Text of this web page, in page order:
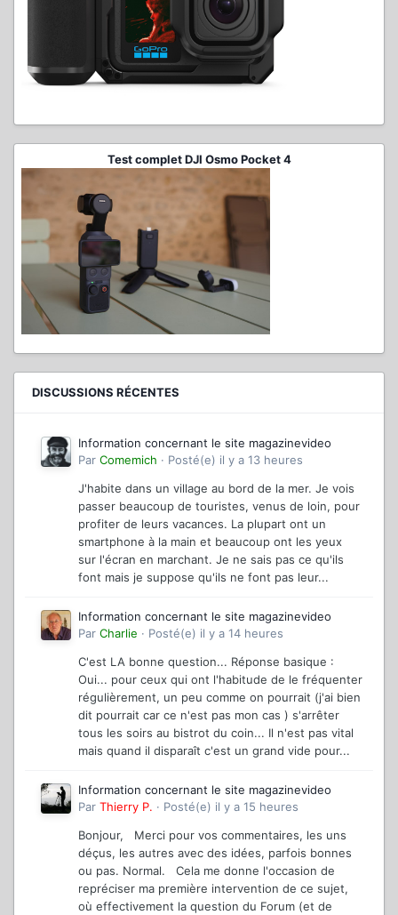
Test complet DJI Osmo Pocket 4
DISCUSSIONS RÉCENTES
Information concernant le site magazinevideo
Par Comemich · Posté(e) il y a 13 heures
J'habite dans un village au bord de la mer. Je vois
passer beaucoup de touristes, venus de loin, pour
profiter de leurs vacances. La plupart ont un
smartphone à la main et beaucoup ont les yeux
sur l'écran en marchant. Je ne sais pas ce qu'ils
font mais je suppose qu'ils ne font pas leur...
Information concernant le site magazinevideo
Par Charlie · Posté(e) il y a 14 heures
C'est LA bonne question... Réponse basique :
Oui... pour ceux qui ont l'habitude de le fréquenter
régulièrement, un peu comme on pourrait (j'ai bien
dit pourrait car ce n'est pas mon cas ) s'arrêter
tous les soirs au bistrot du coin... Il n'est pas vital
mais quand il disparaît c'est un grand vide pour...
Information concernant le site magazinevideo
Par Thierry P. · Posté(e) il y a 15 heures
Bonjour, Merci pour vos commentaires, les uns
déçus, les autres avec des idées, parfois bonnes
ou pas. Normal. Cela me donne l'occasion de
repréciser ma première intervention de ce sujet,
où effectivement la question du Forum (et de